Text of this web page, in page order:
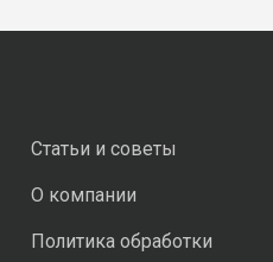
Статьи и советы
О компании
Политика обработки